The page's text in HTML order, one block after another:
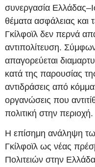
συνεργασία
θέματα ασφάλειας και
Γκίλφοϊλ δεν περνά
αντιπολίτευση.
απαγορεύεται
κατά της παρουσίας
αντιδράσεις από
οργανώσεις που
πολιτική στην περιοχή.
Η επίσημη ανάληψη
Γκίλφοϊλ ως νέας
Πολιτειών στην